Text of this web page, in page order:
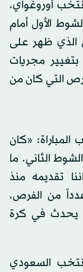
أوروغواي،
الأول أمام
الذي ظهر على
بتغيير مجريات
التي كان من
«كان
الثاني. ما
تقديمه منذ
من الفرص،
يحدث في كرة
السعودي